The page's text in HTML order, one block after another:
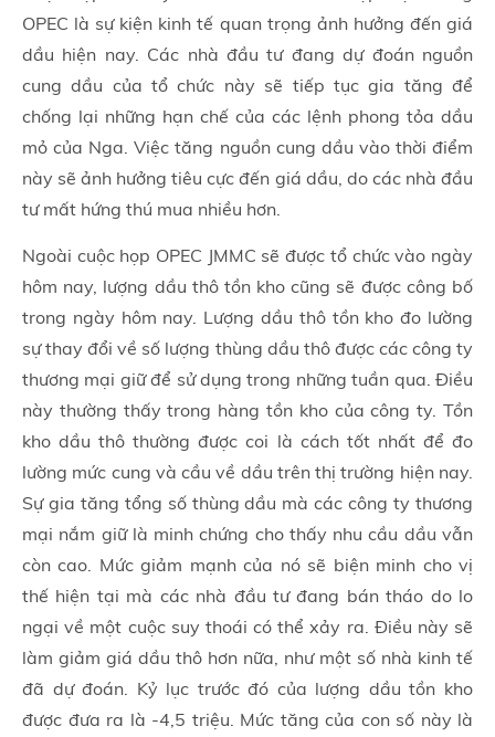
OPEC là sự kiện kinh tế quan trọng ảnh hưởng đến giá
dầu hiện nay. Các nhà đầu tư đang dự đoán nguồn
cung dầu của tổ chức này sẽ tiếp tục gia tăng để
chống lại những hạn chế của các lệnh phong tỏa dầu
mỏ của Nga. Việc tăng nguồn cung dầu vào thời điểm
này sẽ ảnh hưởng tiêu cực đến giá dầu, do các nhà đầu
tư mất hứng thú mua nhiều hơn.
Ngoài cuộc họp OPEC JMMC sẽ được tổ chức vào ngày
hôm nay, lượng dầu thô tồn kho cũng sẽ được công bố
trong ngày hôm nay. Lượng dầu thô tồn kho đo lường
sự thay đổi về số lượng thùng dầu thô được các công ty
thương mại giữ để sử dụng trong những tuần qua. Điều
này thường thấy trong hàng tồn kho của công ty. Tồn
kho dầu thô thường được coi là cách tốt nhất để đo
lường mức cung và cầu về dầu trên thị trường hiện nay.
Sự gia tăng tổng số thùng dầu mà các công ty thương
mại nắm giữ là minh chứng cho thấy nhu cầu dầu vẫn
còn cao. Mức giảm mạnh của nó sẽ biện minh cho vị
thế hiện tại mà các nhà đầu tư đang bán tháo do lo
ngại về một cuộc suy thoái có thể xảy ra. Điều này sẽ
làm giảm giá dầu thô hơn nữa, như một số nhà kinh tế
đã dự đoán. Kỷ lục trước đó của lượng dầu tồn kho
được đưa ra là -4,5 triệu. Mức tăng của con số này là